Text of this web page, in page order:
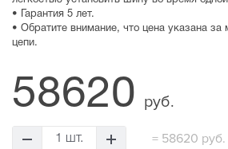
• Гарантия 5 лет.
• Обратите внимание, что цена указана
цепи.
58620 руб.
= 58620 руб.